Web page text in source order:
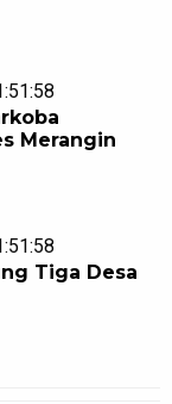
Merangin
Tiga Desa